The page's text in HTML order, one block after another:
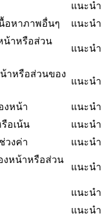
แนะนำ
อหาภาพอื่นๆ แนะนำ
น้าหรือส่วน
แนะนำ
าหรือส่วนของ
แนะนำ
งหน้า แนะนำ
อเน้น แนะนำ
วงค่า แนะนำ
งหน้าหรือส่วน
แนะนำ
แนะนำ
แนะนำ